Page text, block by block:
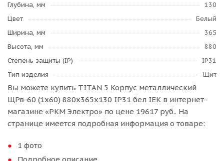
Глубина, мм
130
Цвет
Белый
Ширина, мм
365
Высота, мм
880
Степень защиты (IP)
IP31
Тип изделия
Щит
Вы можете купить TITAN 5 Корпус металлический
ЩРв-60 (1х60) 880х365х130 IP31 бел IEK в интернет-
магазине «РКМ Электро» по цене 19617 руб.. На
странице имеется подробная информация о товаре:
1 фото